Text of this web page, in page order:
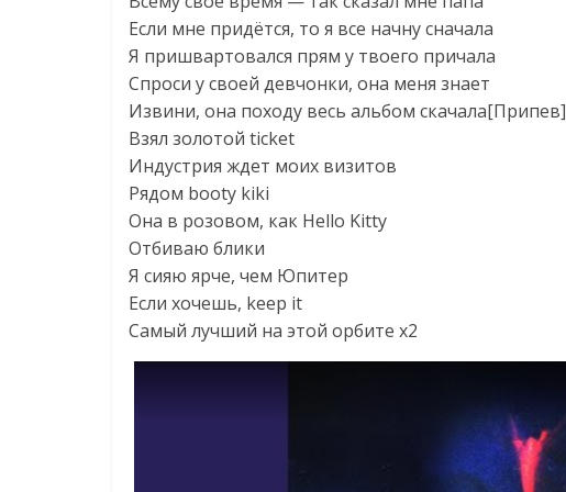
Если мне придётся, то я все начну сначала
Я пришвартовался прям у твоего причала
Спроси у своей девчонки, она меня знает
Извини, она походу весь альбом скачала[Припев]
Взял золотой ticket
Индустрия ждет моих визитов
Рядом booty kiki
Она в розовом, как Hello Kitty
Отбиваю блики
Я сияю ярче, чем Юпитер
Если хочешь, keep it
Самый лучший на этой орбите x2